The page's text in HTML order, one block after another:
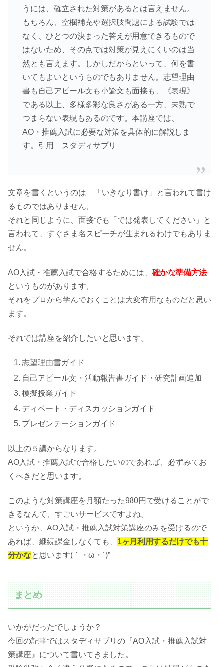
うには、確立された対策があるとは言えません。
もちろん、空欄補充や選択肢問題による試験では
なく、ひとつの決まった答えが用意できるもので
はないため、その点では対策が見えにくいのは当
然とも言えます。しかしだからといって、何を書
いてもよいというものでもありません。志望理由
書も自己アピール文も小論文も面接も、《表現》
である以上、多様多彩な良さがある一方、未熟で
つまらない表現もあるのです。本講座では、
AO・推薦入試に必要な対策を具体的に解説しま
す。引用 スタディサプリ
文章を書くというのは、「いきなり書け」と言われて書け
るものではありません。
それと同じように、面接でも「では発表してください」と
言われて、すぐさま名スピーチが生まれるわけでもありま
せん。
AO入試・推薦入試で合格するためには、 確かな準備方法
というものがあります。
それをプロから学んでおくことは大変有用なものだと思い
ます。
それでは講座を紹介したいと思います。
志望理由書ガイド
自己アピール文・活動報告書ガイド・研究計画追加
模擬授業ガイド
ディベート・ディスカッションガイド
プレゼンテーションガイド
以上の５講からなります。
AO入試・推薦入試で合格したいのであれば、必ずみてお
くべきだと思います。
このような対策講座を月額たった980円で受けることがで
きるなんて、すごいサービスですよね。
というか、AO入試・推薦入試対策講座のみを受けるので
あれば、継続課金しなくても、 1ヶ月利用するだけでも十
分かなと思います(｀・ω・´)”
まとめ
いかがだったでしょうか？
今回の記事ではスタディサプリの『AO入試・推薦入試対
策講座』について書いてきました。